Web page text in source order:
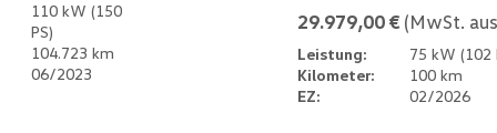
110 kW (150
PS)
104.723 km
06/2023
29.979,00 € (MwSt.
Leistung:
75 kW (102
Kilometer:
100 km
EZ:
02/2026